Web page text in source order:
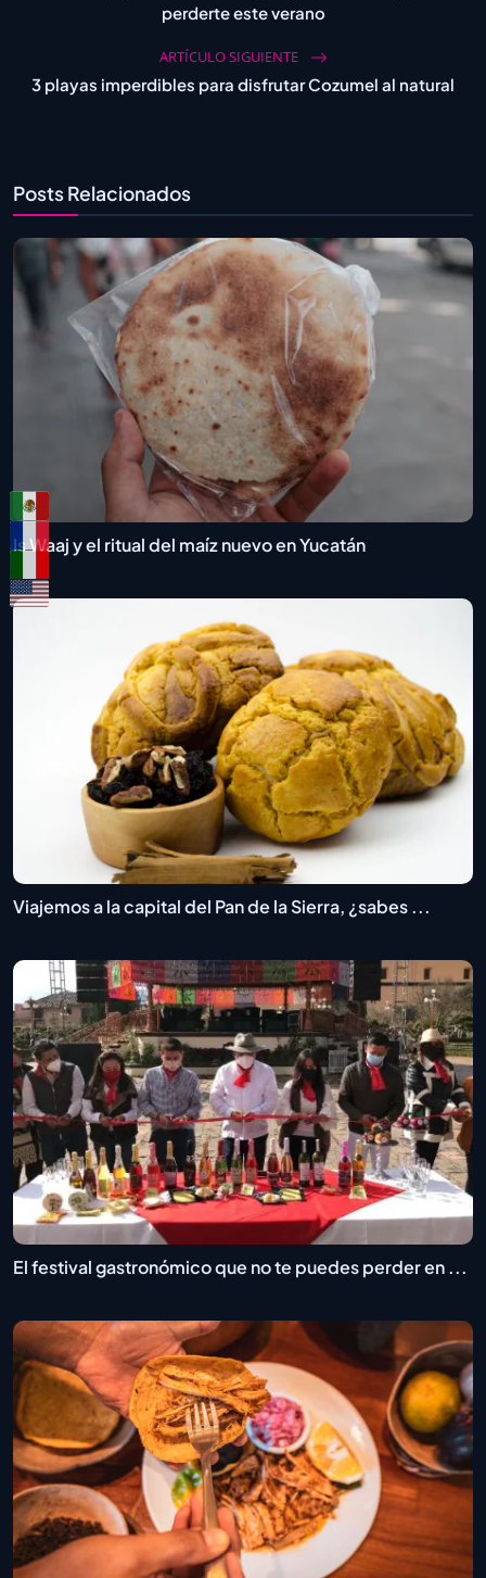
perderte este verano
ARTÍCULO SIGUIENTE
3 playas imperdibles para disfrutar Cozumel al natural
Posts Relacionados
Is Waaj y el ritual del maíz nuevo en Yucatán
Viajemos a la capital del Pan de la Sierra, ¿sabes ...
El festival gastronómico que no te puedes perder en ...